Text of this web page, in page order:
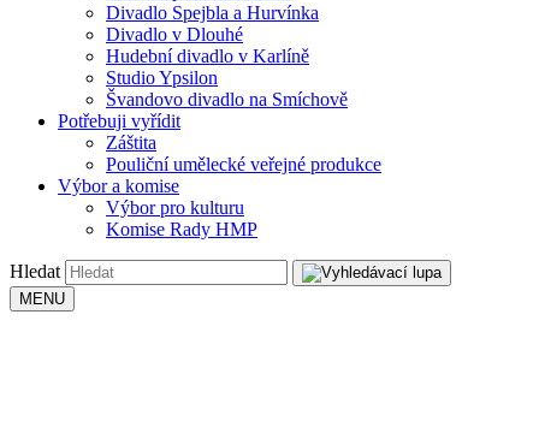
Divadlo Spejbla a Hurvínka
Divadlo v Dlouhé
Hudební divadlo v Karlíně
Studio Ypsilon
Švandovo divadlo na Smíchově
Potřebuji vyřídit
Záštita
Pouliční umělecké veřejné produkce
Výbor a komise
Výbor pro kulturu
Komise Rady HMP
Hledat
MENU